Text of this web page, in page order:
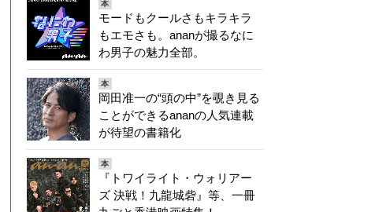
本
モードもクールさもキラキラ
もエモさも。ananが撮るなに
わ男子の魅力全部。
本
岡田准一の“頭の中”を覗き見る
ことができるananの人気連載
が待望の書籍化
本
『トワイライト・ウォリアー
ズ 決戦！九龍城砦』等、一冊